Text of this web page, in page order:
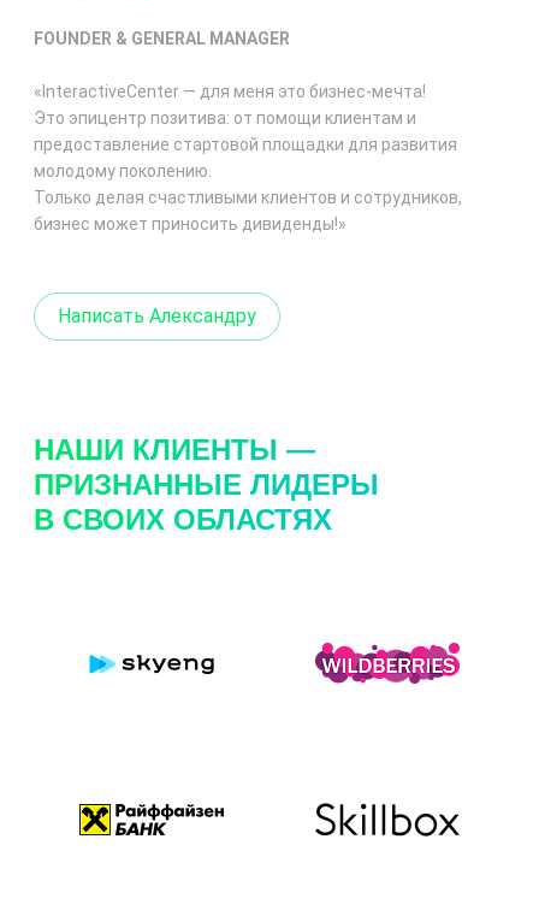
FOUNDER & GENERAL MANAGER
«InteractiveCenter — для меня это бизнес-мечта!
Это эпицентр позитива: от помощи клиентам и
предоставление стартовой площадки для развития
молодому поколению.
Только делая счастливыми клиентов и сотрудников,
бизнес может приносить дивиденды!»
Написать Александру
НАШИ КЛИЕНТЫ —
ПРИЗНАННЫЕ ЛИДЕРЫ
В СВОИХ ОБЛАСТЯХ